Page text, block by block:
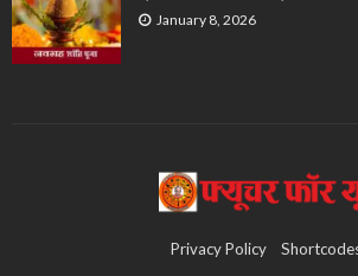
January 8, 2026
Privacy Policy